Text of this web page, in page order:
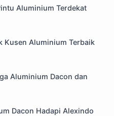
Aluminium Terdekat
Kusen Aluminium Terbaik
Aluminium Dacon dan
Dacon Hadapi Alexindo